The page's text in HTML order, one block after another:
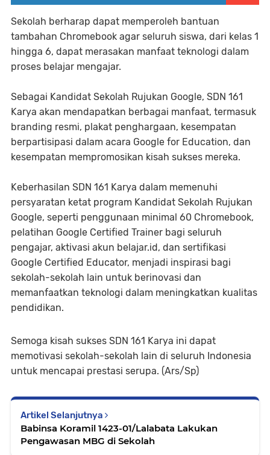
Sekolah berharap dapat memperoleh bantuan
tambahan Chromebook agar seluruh siswa, dari kelas 1
hingga 6, dapat merasakan manfaat teknologi dalam
proses belajar mengajar.
Sebagai Kandidat Sekolah Rujukan Google, SDN 161
Karya akan mendapatkan berbagai manfaat, termasuk
branding resmi, plakat penghargaan, kesempatan
berpartisipasi dalam acara Google for Education, dan
kesempatan mempromosikan kisah sukses mereka.
Keberhasilan SDN 161 Karya dalam memenuhi
persyaratan ketat program Kandidat Sekolah Rujukan
Google, seperti penggunaan minimal 60 Chromebook,
pelatihan Google Certified Trainer bagi seluruh
pengajar, aktivasi akun belajar.id, dan sertifikasi
Google Certified Educator, menjadi inspirasi bagi
sekolah-sekolah lain untuk berinovasi dan
memanfaatkan teknologi dalam meningkatkan kualitas
pendidikan.
Semoga kisah sukses SDN 161 Karya ini dapat
memotivasi sekolah-sekolah lain di seluruh Indonesia
untuk mencapai prestasi serupa. (Ars/Sp)
Artikel Selanjutnya
Babinsa Koramil 1423-01/Lalabata Lakukan
Pengawasan MBG di Sekolah